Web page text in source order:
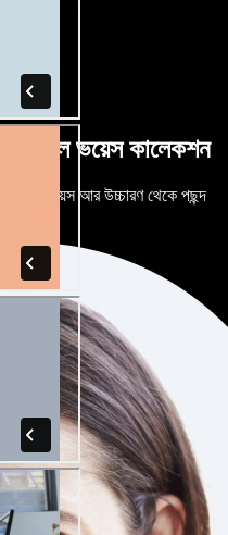
বিশাল ভয়েস কালেকশন
AI ভয়েস আর উচ্চারণ থেকে পছন্দ